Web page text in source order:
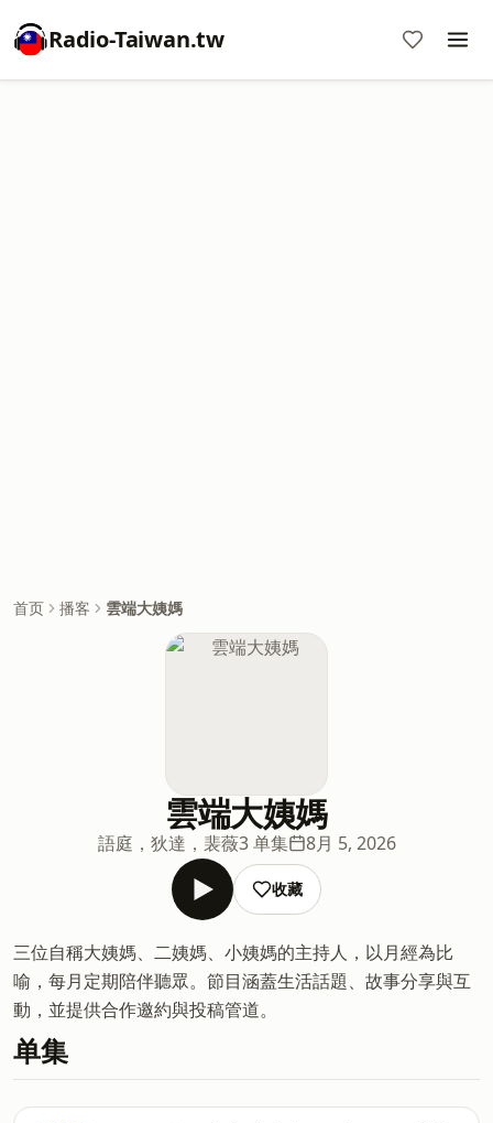
Radio-Taiwan.tw
首页 播客 雲端大姨媽
雲端大姨媽
語庭，狄達，裴薇3 单集 8月 5, 2026
收藏
三位自稱大姨媽、二姨媽、小姨媽的主持人，以月經為比
喻，每月定期陪伴聽眾。節目涵蓋生活話題、故事分享與互
動，並提供合作邀約與投稿管道。
单集